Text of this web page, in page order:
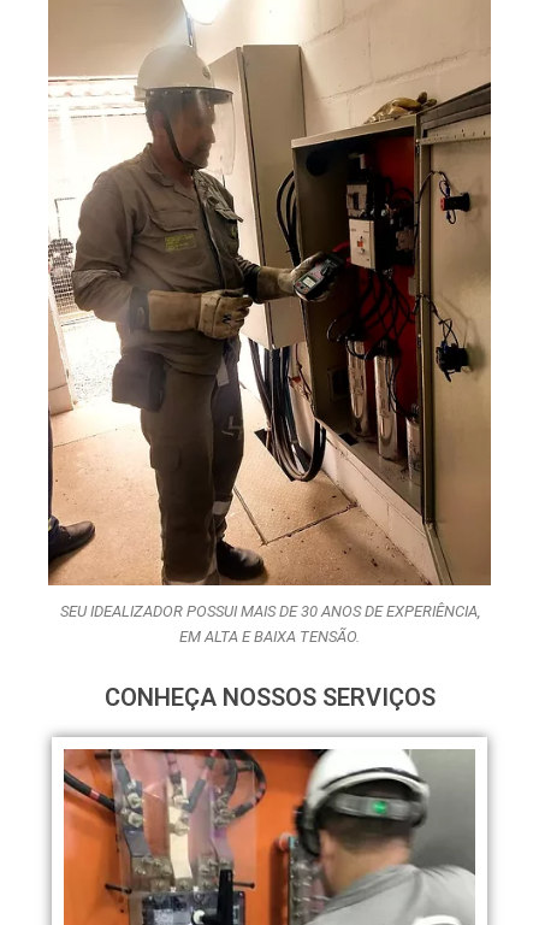
SEU IDEALIZADOR POSSUI MAIS DE 30 ANOS DE EXPERIÊNCIA,
EM ALTA E BAIXA TENSÃO.
CONHEÇA NOSSOS SERVIÇOS